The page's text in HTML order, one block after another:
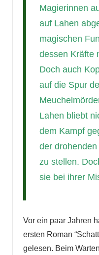
Magierinnen
auf Lahen
magischen
dessen Kräfte
Doch auch
auf die Spur
Lahen bliebt
dem Kampf
der
zu stellen.
sie bei ihrer
Vor ein paar Jahren
ersten Roman
gelesen. Beim